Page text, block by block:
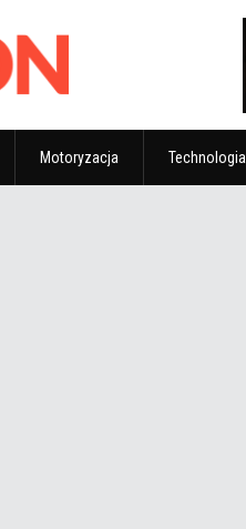
Motoryzacja Technologia